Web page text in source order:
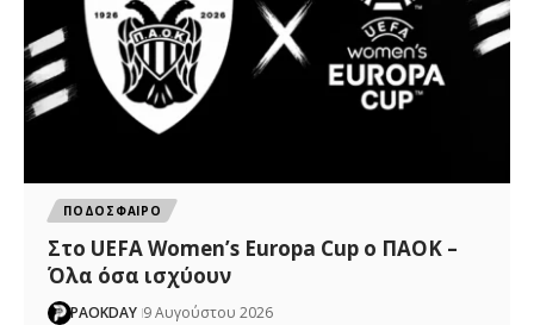
ΠΟΔΟΣΦΑΙΡΟ
Στο UEFA Women’s Europa Cup ο ΠΑΟΚ –
Όλα όσα ισχύουν
PAOKDAY 9 Αυγούστου 2026